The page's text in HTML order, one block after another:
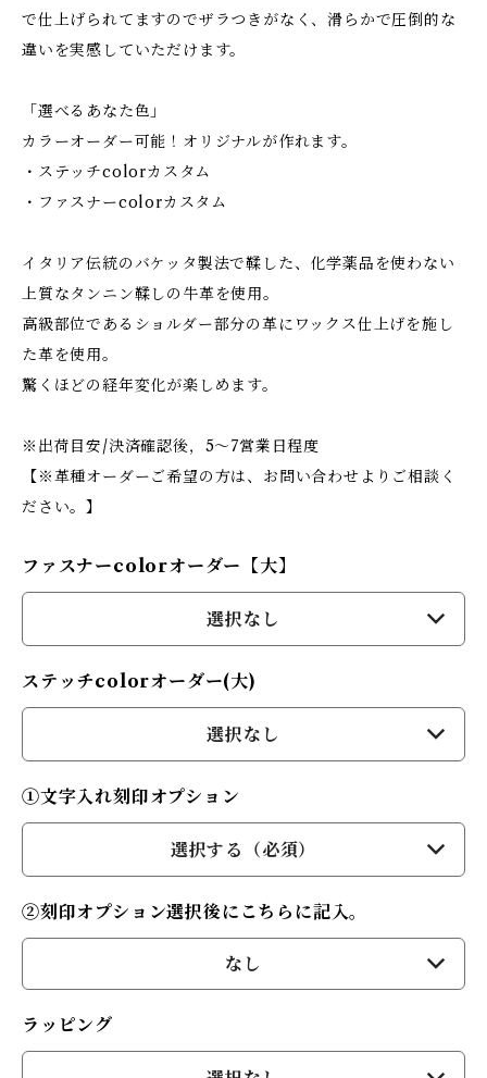
で仕上げられてますのでザラつきがなく、滑らかで圧倒的な
違いを実感していただけます。
「選べるあなた色」
カラーオーダー可能！オリジナルが作れます。
・ステッチcolorカスタム
・ファスナーcolorカスタム
イタリア伝統のバケッタ製法で鞣した、化学薬品を使わない
上質なタンニン鞣しの牛革を使用。
高級部位であるショルダー部分の革にワックス仕上げを施し
た革を使用。
驚くほどの経年変化が楽しめます。
※出荷目安/決済確認後，5〜7営業日程度
【※革種オーダーご希望の方は、お問い合わせよりご相談く
ださい。】
ファスナーcolorオーダー【大】
選択なし
ステッチcolorオーダー(大)
選択なし
①文字入れ刻印オプション
選択する（必須）
②刻印オプション選択後にこちらに記入。
なし
ラッピング